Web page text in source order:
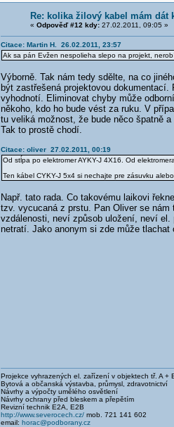
Re: kolika žilový kabel mám dát
« Odpověď #12 kdy:27.02.2011, 09:05 »
Citace: Martin H. 26.02.2011, 23:57
Ak sa pán Evžen nespolieha slepo na projekt,
Výborně. Tak nám tedy sdělte, na co
být zastřešená projektovou
vyhodnotí. Eliminovat chyby může
někoho, kdo ho bude vést za ruku. V
tu veliká možnost, že bude něco špatně
Tak to prostě chodí.
Citace: oliver 27.02.2011, 00:19
Od stĺpa po elektromer AYKY-J 4X16. Od
Ten kábel CYKY-J 5x4 si nechajte pre zásuvku
Např. tato rada. Co takovému laikovi
tzv. vycucaná z prstu. Pan Oliver se
vzdálenosti, neví způsob uložení, neví
netratí. Jako anonym si zde může
Projekce vyhrazených el. zařízení v objektech tř. A +
Bytová a občanská výstavba, průmysl, zdravotnictví
Návrhy a výpočty umělého osvětlení
Návrhy ochrany před bleskem a přepětím
Revizní technik E2A, E2B
http://www.severocech.cz/mob. 721 141 602
email: horac@podborany.cz